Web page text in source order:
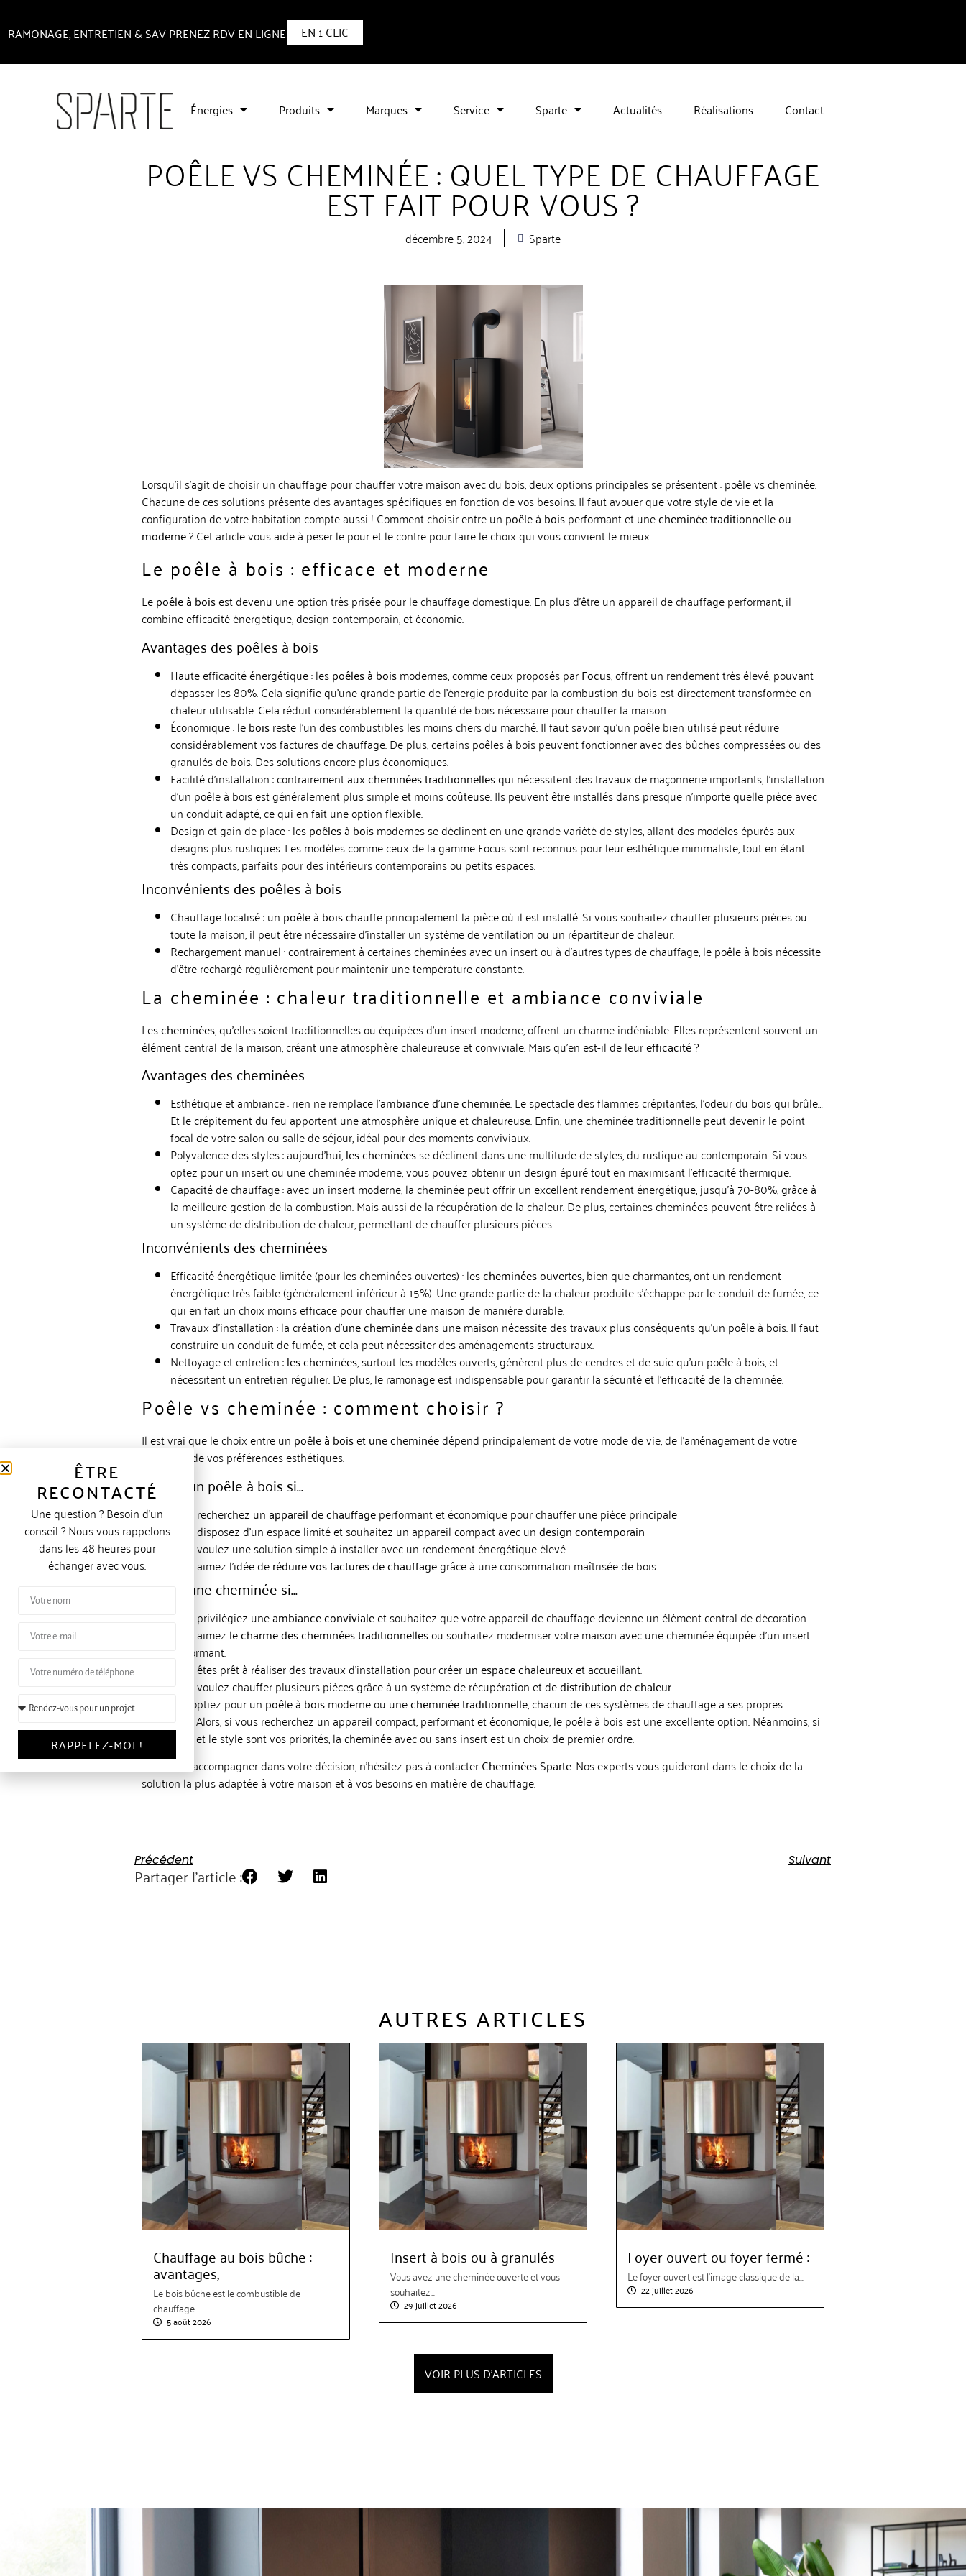
RAMONAGE, ENTRETIEN & SAV PRENEZ RDV EN LIGNE EN 1 CLIC
Énergies Produits Marques Service Sparte Actualités Réalisations Contact
POÊLE VS CHEMINÉE : QUEL TYPE DE CHAUFFAGE
EST FAIT POUR VOUS ?
décembre 5, 2024 Sparte
Lorsqu’il s’agit de choisir un chauffage pour chauffer votre maison avec du bois, deux options principales se présentent : poêle vs cheminée.
Chacune de ces solutions présente des avantages spécifiques en fonction de vos besoins. Il faut avouer que votre style de vie et la
configuration de votre habitation compte aussi ! Comment choisir entre un poêle à boisperformant et unecheminée traditionnelle ou
moderne? Cet article vous aide à peser le pour et le contre pour faire le choix qui vous convient le mieux.
Le poêle à bois : efficace et moderne
Lepoêle à boisest devenu une option très prisée pour le chauffage domestique. En plus d’être un appareil de chauffage performant, il
combine efficacité énergétique, design contemporain, et économie.
Avantages des poêles à bois
Haute efficacité énergétique : lespoêles à boismodernes, comme ceux proposés parFocus, offrent un rendement très élevé, pouvant
dépasser les 80%. Cela signifie qu’une grande partie de l’énergie produite par la combustion du bois est directement transformée en
chaleur utilisable. Cela réduit considérablement la quantité de bois nécessaire pour chauffer la maison.
Économique :le boisreste l’un des combustibles les moins chers du marché. Il faut savoir qu’un poêle bien utilisé peut réduire
considérablement vos factures de chauffage. De plus, certains poêles à bois peuvent fonctionner avec des bûches compressées ou des
granulés de bois. Des solutions encore plus économiques.
Facilité d’installation : contrairement auxcheminées traditionnellesqui nécessitent des travaux de maçonnerie importants, l’installation
d’un poêle à bois est généralement plus simple et moins coûteuse. Ils peuvent être installés dans presque n’importe quelle pièce avec
un conduit adapté, ce qui en fait une option flexible.
Design et gain de place : lespoêles à boismodernes se déclinent en une grande variété de styles, allant des modèles épurés aux
designs plus rustiques. Les modèles comme ceux de la gamme Focus sont reconnus pour leur esthétique minimaliste, tout en étant
très compacts, parfaits pour des intérieurs contemporains ou petits espaces.
Inconvénients des poêles à bois
Chauffage localisé : un poêle à boischauffe principalement la pièce où il est installé. Si vous souhaitez chauffer plusieurs pièces ou
toute la maison, il peut être nécessaire d’installer un système de ventilation ou un répartiteur de chaleur.
Rechargement manuel : contrairement à certaines cheminées avec un insert ou à d’autres types de chauffage, le poêle à bois nécessite
d’être rechargé régulièrement pour maintenir une température constante.
La cheminée : chaleur traditionnelle et ambiance conviviale
Lescheminées, qu’elles soient traditionnelles ou équipées d’un insert moderne, offrent un charme indéniable. Elles représentent souvent un
élément central de la maison, créant une atmosphère chaleureuse et conviviale. Mais qu’en est-il de leurefficacité?
Avantages des cheminées
Esthétique et ambiance : rien ne remplacel’ambiance d’une cheminée. Le spectacle des flammes crépitantes, l’odeur du bois qui brûle…
Et le crépitement du feu apportent une atmosphère unique et chaleureuse. Enfin, une cheminée traditionnelle peut devenir le point
focal de votre salon ou salle de séjour, idéal pour des moments conviviaux.
Polyvalence des styles : aujourd’hui,les cheminéesse déclinent dans une multitude de styles, du rustique au contemporain. Si vous
optez pour un insert ou une cheminée moderne, vous pouvez obtenir un design épuré tout en maximisant l’efficacité thermique.
Capacité de chauffage : avec un insert moderne, la cheminée peut offrir un excellent rendement énergétique, jusqu’à 70-80%, grâce à
la meilleure gestion de la combustion. Mais aussi de la récupération de la chaleur. De plus, certaines cheminées peuvent être reliées à
un système de distribution de chaleur, permettant de chauffer plusieurs pièces.
Inconvénients des cheminées
Efficacité énergétique limitée (pour les cheminées ouvertes) : lescheminées ouvertes, bien que charmantes, ont un rendement
énergétique très faible (généralement inférieur à 15%).Une grande partie de la chaleur produite s’échappe par le conduit de fumée, ce
qui en fait un choix moins efficace pour chauffer une maison de manière durable.
Travaux d’installation : la créationd’une cheminéedans une maison nécessite des travaux plus conséquents qu’un poêle à bois. Il faut
construire un conduit de fumée, et cela peut nécessiter des aménagements structuraux.
Nettoyage et entretien :les cheminées, surtout les modèles ouverts, génèrent plus de cendres et de suie qu’un poêle à bois, et
nécessitent un entretien régulier. De plus, le ramonage est indispensable pour garantir la sécurité et l’efficacité de la cheminée.
Poêle vs cheminée : comment choisir ?
Il est vrai que le choix entre un poêle à boisetune cheminéedépend principalement de votre mode de vie, de l’aménagement de votre
maison et de vos préférences esthétiques.
Choisir un poêle à bois si…
Vous recherchez unappareil de chauffageperformant et économique pour chauffer une pièce principale
Vous disposez d’un espace limité et souhaitez un appareil compact avec undesign contemporain
Vous voulez une solution simple à installer avec un rendement énergétique élevé
Vous aimez l’idée deréduire vos factures de chauffagegrâce à une consommation maîtrisée de bois
Choisir une cheminée si…
Vous privilégiez uneambiance convivialeet souhaitez que votre appareil de chauffage devienne un élément central de décoration.
Vous aimez lecharme des cheminées traditionnellesou souhaitez moderniser votre maison avec une cheminée équipée d’un insert
performant.
Vous êtes prêt à réaliser des travaux d’installation pour créerun espace chaleureuxet accueillant.
Vous voulez chauffer plusieurs pièces grâce à un système de récupération et dedistribution de chaleur.
Que vous optiez pour un poêle à boismoderne ou unecheminée traditionnelle, chacun de ces systèmes de chauffage a ses propres
avantages. Alors, si vous recherchez un appareil compact, performant et économique, le poêle à bois est une excellente option. Néanmoins, si
l’ambiance et le style sont vos priorités, la cheminée avec ou sans insert est un choix de premier ordre.
Pour vous accompagner dans votre décision, n’hésitez pas à contacterCheminées Sparte.Nos experts vous guideront dans le choix de la
solution la plus adaptée à votre maison et à vos besoins en matière de chauffage.
Précédent Suivant
Partager l'article :
AUTRES ARTICLES
Chauffage au bois bûche :
avantages,
Le bois bûche est le combustible de
chauffage...
5 août 2026
Insert à bois ou à granulés
Vous avez une cheminée ouverte et vous
souhaitez...
29 juillet 2026
Foyer ouvert ou foyer fermé :
Le foyer ouvert est l’image classique de la...
22 juillet 2026
VOIR PLUS D'ARTICLES
ÊTRE
RECONTACTÉ
Une question ? Besoin d’un
conseil ? Nous vous rappelons
dans les 48 heures pour
échanger avec vous.
RAPPELEZ-MOI !